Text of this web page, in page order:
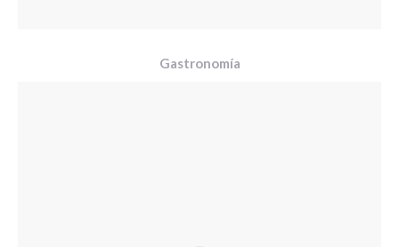
Gastronomía